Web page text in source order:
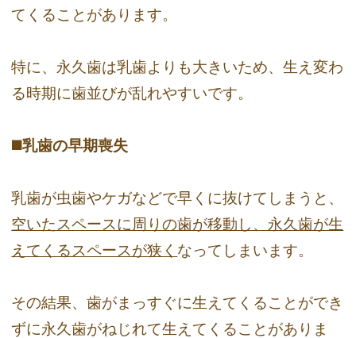
てくることがあります。
特に、永久歯は乳歯よりも大きいため、生え変わ
る時期に歯並びが乱れやすいです。
◼️乳歯の早期喪失
乳歯が虫歯やケガなどで早くに抜けてしまうと、
空いたスペースに周りの歯が移動し、永久歯が生
えてくるスペースが狭く なってしまいます。
その結果、歯がまっすぐに生えてくることができ
ずに永久歯がねじれて生えてくることがありま